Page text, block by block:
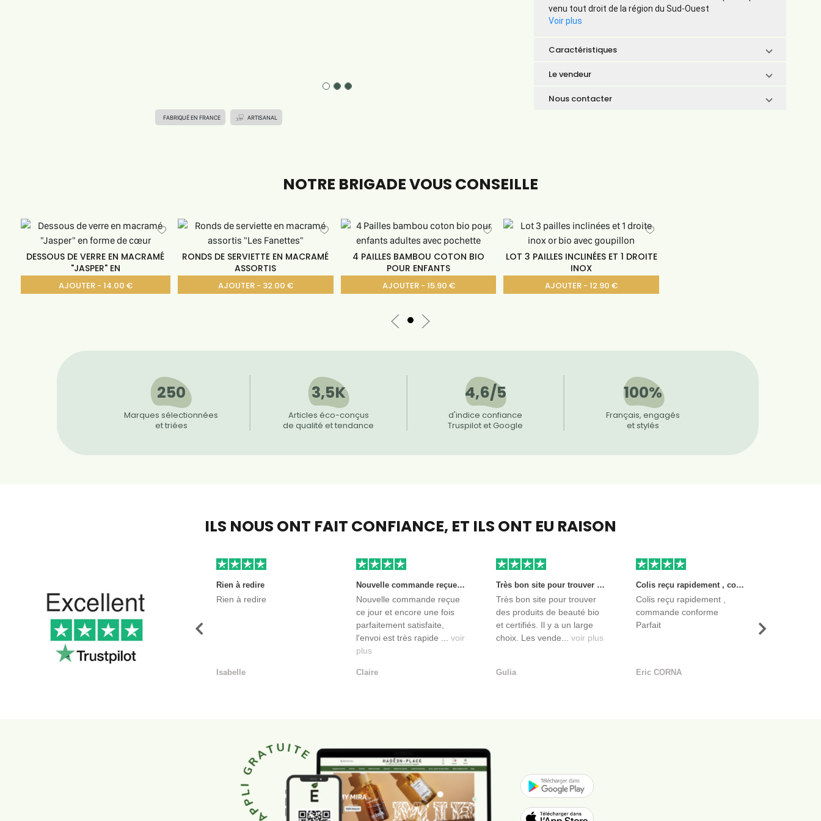
FABRIQUÉ EN FRANCE ARTISANAL
venu tout droit de la région du Sud-Ouest
Voir plus
Caractéristiques
Le vendeur
Nous contacter
NOTRE BRIGADE VOUS CONSEILLE
DESSOUS DE VERRE EN MACRAMÉ
"JASPER" EN
AJOUTER - 14.00 €
RONDS DE SERVIETTE EN MACRAMÉ
ASSORTIS
AJOUTER - 32.00 €
4 PAILLES BAMBOU COTON BIO
POUR ENFANTS
AJOUTER - 15.90 €
LOT 3 PAILLES INCLINÉES ET 1 DROITE
INOX
AJOUTER - 12.90 €
250
Marques sélectionnées
et triées
3,5K
Articles éco-conçus
de qualité et tendance
4,6/5
d'indice confiance
Truspilot et Google
100%
Français, engagés
et stylés
ILS NOUS ONT FAIT CONFIANCE, ET ILS ONT EU RAISON
Rien à redire
Rien à redire
Isabelle
Nouvelle commande reçue ce jour et encore une fois parfaitement satisfaite, l'envoi est très rapide et les produits sont toujours conditionnés de manière personnalisés. L'avantage de commander auprès de créateurs indépendants.
Nouvelle commande reçue
ce jour et encore une fois
parfaitement satisfaite,
l'envoi est très rapide ... voir
plus
Claire
Très bon site pour trouver des produits de beauté bio et certifiés. Il y a un large choix. Les vendeurs sont des entreprises françaises qui propose aussi des produits de qualité et moins chers que ce qu’on peut trouver dans des magasins.
Très bon site pour trouver
des produits de beauté bio
et certifiés. Il y a un large
choix. Les vende... voir plus
Gulia
Colis reçu rapidement , commande conforme Parfait
Colis reçu rapidement ,
commande conforme
Parfait
Eric CORNA
Précédent Suivant